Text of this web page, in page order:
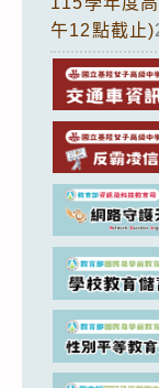
午12點截止)